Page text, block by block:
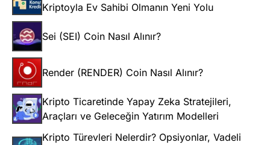
Kriptoyla Ev Sahibi Olmanın Yeni Yolu
Sei (SEI) Coin Nasıl Alınır?
Render (RENDER) Coin Nasıl Alınır?
Kripto Ticaretinde Yapay Zeka Stratejileri,
Araçları ve Geleceğin Yatırım Modelleri
Kripto Türevleri Nelerdir? Opsiyonlar, Vadeli